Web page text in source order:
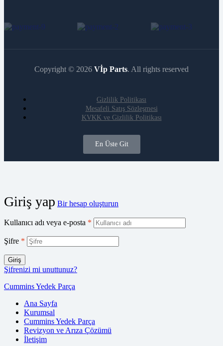
Copyright © 2026 Vİp Parts. All rights reserved
En Üste Git
Gizlilik Politikası
Mesafeli Satış Sözleşmesi
KVKK ve Gizlilik Politikası
Giriş yap Bir hesap oluşturun
Kullanıcı adı veya e-posta *
Şifre *
Giriş
Şifrenizi mi unuttunuz?
Cummins Yedek Parça
Ana Sayfa
Kurumsal
Cummins Yedek Parça
Revizyon ve Arıza Çözümü
İletişim